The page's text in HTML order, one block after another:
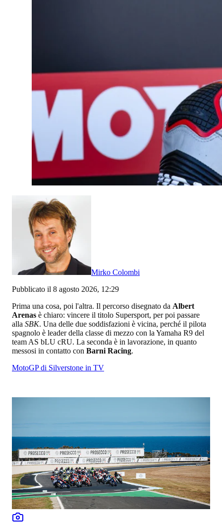
Mirko Colombi
Pubblicato il 8 agosto 2026, 12:29
Prima una cosa, poi l'altra. Il percorso disegnato da Albert
Arenas è chiaro: vincere il titolo Supersport, per poi passare
alla SBK. Una delle due soddisfazioni è vicina, perché il pilota
spagnolo è leader della classe di mezzo con la Yamaha R9 del
team AS bLU cRU. La seconda è in lavorazione, in quanto
messosi in contatto con Barni Racing.
MotoGP di Silverstone in TV